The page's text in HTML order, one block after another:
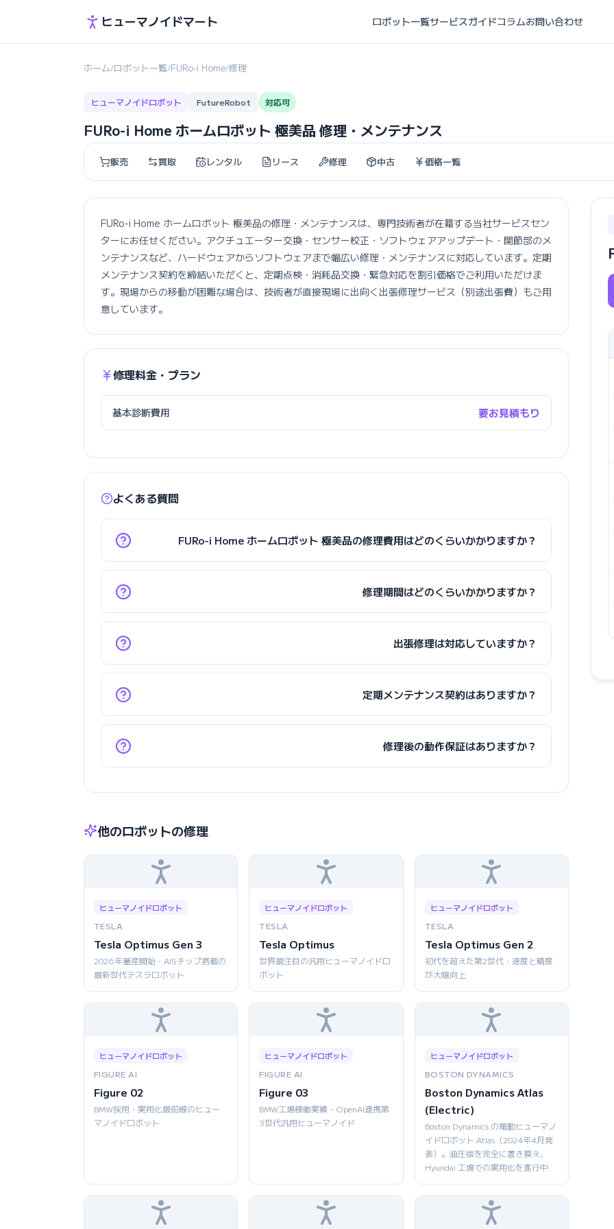
ヒューマノイドマート ロボット一覧サービスガイドコラムお問い合わせ
ホーム/ロボット一覧/FURo-i Home/修理
ヒューマノイドロボット FutureRobot 対応可
FURo-i Home ホームロボット 極美品 修理・メンテナンス
販売 買取 レンタル リース 修理 中古 価格一覧
FURo-i Home ホームロボット 極美品の修理・メンテナンスは、専門技術者が在籍する当社サービスセン
ターにお任せください。アクチュエーター交換・センサー校正・ソフトウェアアップデート・関節部のメ
ンテナンスなど、ハードウェアからソフトウェアまで幅広い修理・メンテナンスに対応しています。定期
メンテナンス契約を締結いただくと、定期点検・消耗品交換・緊急対応を割引価格でご利用いただけま
す。現場からの移動が困難な場合は、技術者が直接現場に出向く出張修理サービス（別途出張費）もご用
意しています。
修理料金・プラン
基本診断費用 要お見積もり
よくある質問
FURo-i Home ホームロボット 極美品の修理費用はどのくらいかかりますか？
修理期間はどのくらいかかりますか？
出張修理は対応していますか？
定期メンテナンス契約はありますか？
修理後の動作保証はありますか？
他のロボットの修理
ヒューマノイドロボット
TESLA
Tesla Optimus Gen 3
2026年量産開始・AI5チップ搭載の
最新世代テスラロボット
ヒューマノイドロボット
TESLA
Tesla Optimus
世界最注目の汎用ヒューマノイドロ
ボット
ヒューマノイドロボット
TESLA
Tesla Optimus Gen 2
初代を超えた第2世代・速度と精度
が大幅向上
ヒューマノイドロボット
FIGURE AI
Figure 02
BMW採用・実用化最前線のヒュー
マノイドロボット
ヒューマノイドロボット
FIGURE AI
Figure 03
BMW工場稼働実績・OpenAI連携第
3世代汎用ヒューマノイド
ヒューマノイドロボット
BOSTON DYNAMICS
Boston Dynamics Atlas
(Electric)
Boston Dynamics の電動ヒューマノ
イドロボット Atlas（2024年4月発
表）。油圧版を完全に置き換え、
Hyundai 工場での実用化を進行中